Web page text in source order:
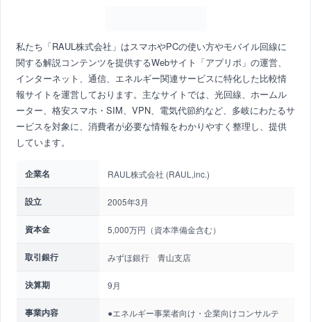
私たち「RAUL株式会社」はスマホやPCの使い方やモバイル回線に
関する解説コンテンツを提供するWebサイト「アプリポ」の運営、
インターネット、通信、エネルギー関連サービスに特化した比較情
報サイトを運営しております。主なサイトでは、光回線、ホームル
ーター、格安スマホ・SIM、VPN、電気代節約など、多岐にわたるサ
ービスを対象に、消費者が必要な情報をわかりやすく整理し、提供
しています。
企業名 RAUL株式会社 (RAUL,inc.)
設立 2005年3月
資本金 5,000万円（資本準備金含む）
取引銀行 みずほ銀行 青山支店
決算期 9月
事業内容
●エネルギー事業者向け・企業向けコンサルテ